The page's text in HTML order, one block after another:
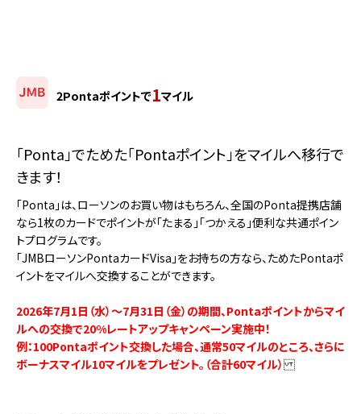
2Pontaポイントで1マイル
「Ponta」でためた「Pontaポイント」をマイルへ移行で
きます！
「Ponta」は、ローソンのお買い物はもちろん、全国のPonta提携店舗
なら1枚のカードでポイントが「たまる」「つかえる」便利な共通ポイン
トプログラムです。
「JMBローソンPontaカードVisa」をお持ちの方なら、ためたPontaポ
イントをマイルへ交換することができます。
2026年7月1日（水）～7月31日（金）の期間、Pontaポイントからマイ
ルへの交換で20%レートアップキャンペーン実施中！
例：100Pontaポイント交換した場合、通常50マイルのところ、さらに
ボーナスマイル10マイルをプレゼント。（合計60マイル）